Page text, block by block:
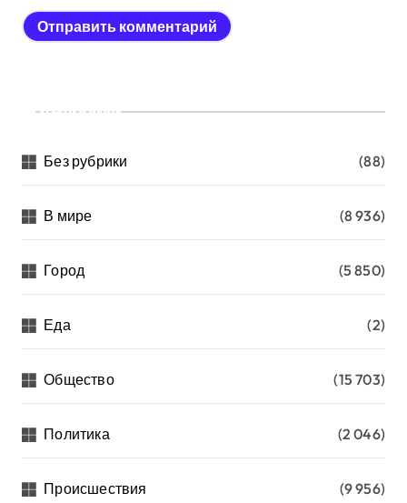
Рубрики
Без рубрики (88)
В мире (8 936)
Город (5 850)
Еда (2)
Общество (15 703)
Политика (2 046)
Происшествия (9 956)